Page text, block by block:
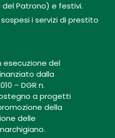
Patrono) e festivi.
i servizi di prestito
esecuzione del
dalla
– DGR n.
a progetti
della
delle